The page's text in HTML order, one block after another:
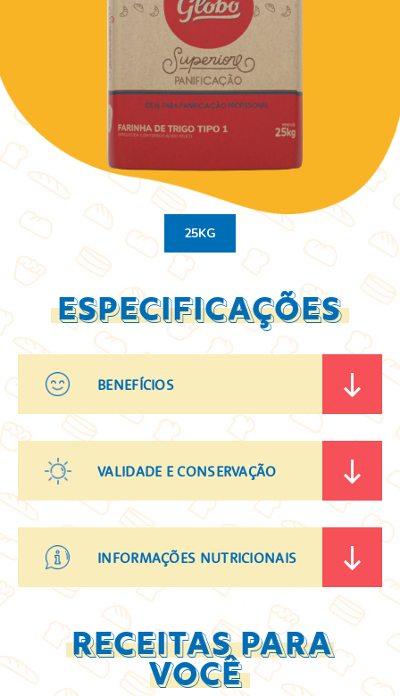
25KG
ESPECIFICAÇÕES
BENEFÍCIOS
VALIDADE E CONSERVAÇÃO
INFORMAÇÕES NUTRICIONAIS
RECEITAS PARA
VOCÊ